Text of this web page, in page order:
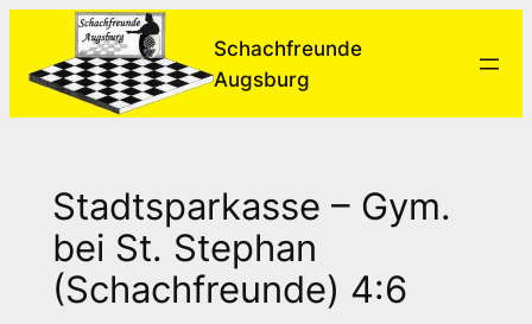
springen
Schachfreunde
Augsburg
Stadtsparkasse – Gym.
bei St. Stephan
(Schachfreunde) 4:6